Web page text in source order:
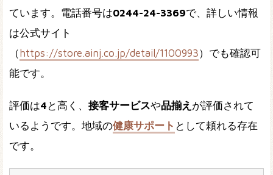
ています。電話番号は0244-24-3369で、詳しい情報
は公式サイト
（ https://store.ainj.co.jp/detail/1100993）でも確認可
能です。
評価は4 と高く、 接客サービスや品揃え が評価されて
いるようです。地域の健康サポート として頼れる存在
です。